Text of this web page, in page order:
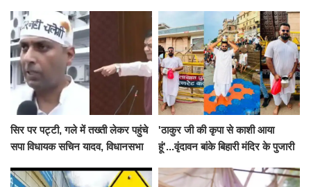
सिर पर पट्टी, गले में तख्ती लेकर पहुंचे
सपा विधायक सचिन यादव, विधानसभा
निलंबित
'ठाकुर जी की कृपा से काशी आया
हूं'...वृंदावन बांके बिहारी मंदिर के पुजारी
जलाभिषेक